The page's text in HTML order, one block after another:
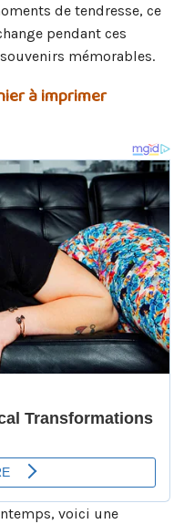
de tendresse, ce
pendant ces
mémorables.
à imprimer
voici une